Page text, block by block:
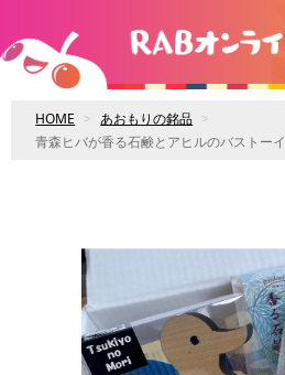
HOME
あおもりの銘品
青森ヒバが香る石鹸とアヒルのバストーイ